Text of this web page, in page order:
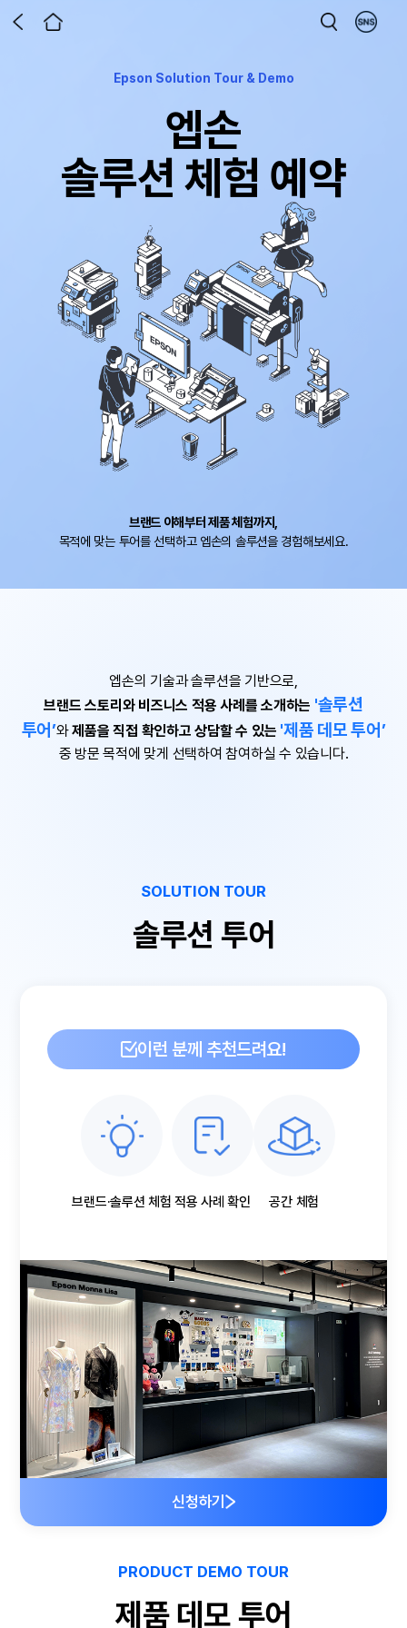
Epson Solution Tour & Demo
엡손
솔루션 체험 예약
브랜드 이해부터 제품 체험까지,
목적에 맞는 투어를 선택하고 엡손의 솔루션을 경험해보세요.
엡손의 기술과 솔루션을 기반으로,
브랜드 스토리와 비즈니스 적용 사례를 소개하는 '솔루션
투어’와제품을 직접 확인하고 상담할 수 있는 '제품 데모 투어’
중 방문 목적에 맞게 선택하여 참여하실 수 있습니다.
SOLUTION TOUR
솔루션 투어
이런 분께 추천드려요!
브랜드·솔루션 체험 적용 사례 확인 공간 체험
신청하기
PRODUCT DEMO TOUR
제품 데모 투어